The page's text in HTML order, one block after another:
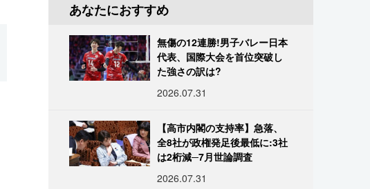
あなたにおすすめ
無傷の12連勝!男子バレー日本
代表、国際大会を首位突破し
た強さの訳は?
2026.07.31
【高市内閣の支持率】急落、
全8社が政権発足後最低に:3社
は2桁減─7月世論調査
2026.07.31